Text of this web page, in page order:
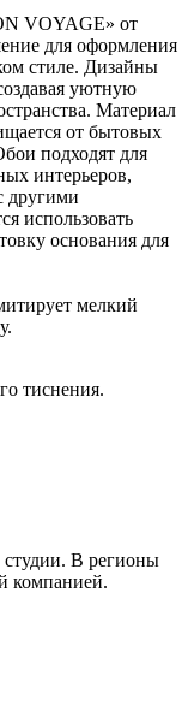
VOYAGE» от
для оформления
стиле. Дизайны
уютную
Материал
от бытовых
подходят для
интерьеров,
другими
использовать
основания для
мелкий
тиснения.
В регионы
компанией.